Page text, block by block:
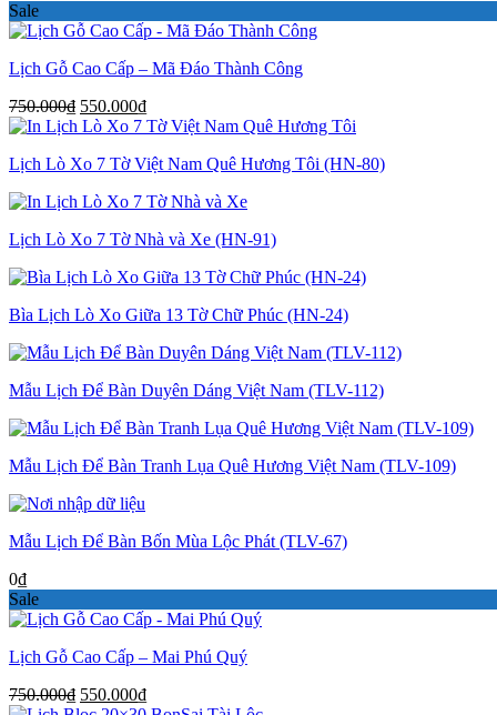
Sale
Lịch Gỗ Cao Cấp – Mã Đáo Thành Công
750.000₫ Giá
gốc
750.000₫.
550.000₫Giá
hiện
là:
Lịch Lò Xo 7 Tờ Việt Nam Quê Hương Tôi (HN-80)
Lịch Lò Xo 7 Tờ Nhà và Xe (HN-91)
Bìa Lịch Lò Xo Giữa 13 Tờ Chữ Phúc (HN-24)
Mẫu Lịch Để Bàn Duyên Dáng Việt Nam (TLV-112)
Mẫu Lịch Để Bàn Tranh Lụa Quê Hương Việt Nam (TLV-109)
Mẫu Lịch Để Bàn Bốn Mùa Lộc Phát (TLV-67)
0₫
Sale
Lịch Gỗ Cao Cấp – Mai Phú Quý
750.000₫ Giá
550.000₫Giá